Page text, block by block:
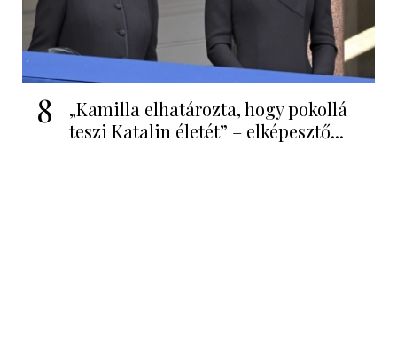
8
„Kamilla elhatározta, hogy pokollá
teszi Katalin életét” – elképesztő...